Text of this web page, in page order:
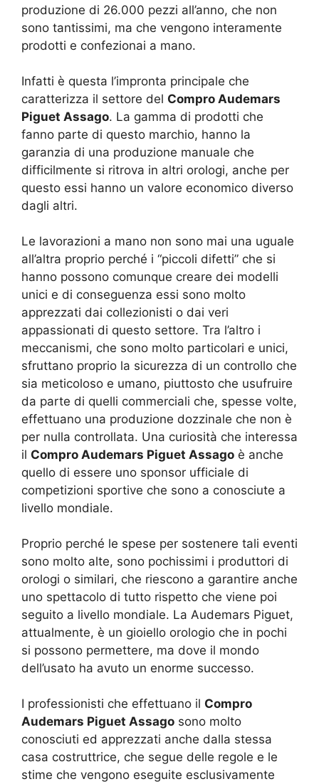
produzione di 26.000 pezzi all’anno, che non
sono tantissimi, ma che vengono interamente
prodotti e confezionai a mano.
Infatti è questa l’impronta principale che
caratterizza il settore del Compro Audemars
Piguet Assago. La gamma di prodotti che
fanno parte di questo marchio, hanno la
garanzia di una produzione manuale che
difficilmente si ritrova in altri orologi, anche per
questo essi hanno un valore economico diverso
dagli altri.
Le lavorazioni a mano non sono mai una uguale
all’altra proprio perché i “piccoli difetti” che si
hanno possono comunque creare dei modelli
unici e di conseguenza essi sono molto
apprezzati dai collezionisti o dai veri
appassionati di questo settore. Tra l’altro i
meccanismi, che sono molto particolari e unici,
sfruttano proprio la sicurezza di un controllo che
sia meticoloso e umano, piuttosto che usufruire
da parte di quelli commerciali che, spesse volte,
effettuano una produzione dozzinale che non è
per nulla controllata. Una curiosità che interessa
il Compro Audemars Piguet Assago è anche
quello di essere uno sponsor ufficiale di
competizioni sportive che sono a conosciute a
livello mondiale.
Proprio perché le spese per sostenere tali eventi
sono molto alte, sono pochissimi i produttori di
orologi o similari, che riescono a garantire anche
uno spettacolo di tutto rispetto che viene poi
seguito a livello mondiale. La Audemars Piguet,
attualmente, è un gioiello orologio che in pochi
si possono permettere, ma dove il mondo
dell’usato ha avuto un enorme successo.
I professionisti che effettuano il Compro
Audemars Piguet Assago sono molto
conosciuti ed apprezzati anche dalla stessa
casa costruttrice, che segue delle regole e le
stime che vengono eseguite esclusivamente